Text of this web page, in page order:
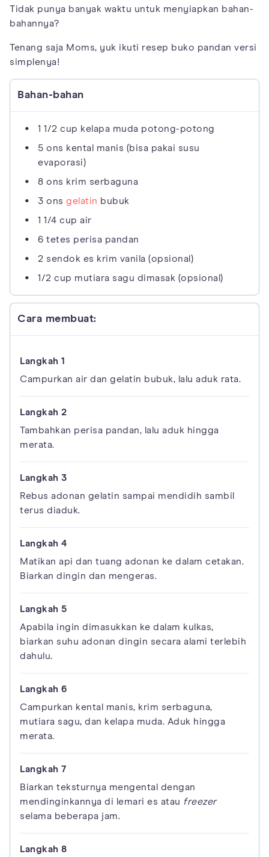
Tidak punya banyak waktu untuk menyiapkan bahan-
bahannya?
Tenang saja Moms, yuk ikuti resep buko pandan versi
simplenya!
Bahan-bahan
1 1/2 cup kelapa muda potong-potong
5 ons kental manis (bisa pakai susu
evaporasi)
8 ons krim serbaguna
3 ons gelatin bubuk
1 1/4 cup air
6 tetes perisa pandan
2 sendok es krim vanila (opsional)
1/2 cup mutiara sagu dimasak (opsional)
Cara membuat:
Campurkan air dan gelatin bubuk, lalu aduk rata.
Tambahkan perisa pandan, lalu aduk hingga
merata.
Rebus adonan gelatin sampai mendidih sambil
terus diaduk.
Matikan api dan tuang adonan ke dalam cetakan.
Biarkan dingin dan mengeras.
Apabila ingin dimasukkan ke dalam kulkas,
biarkan suhu adonan dingin secara alami terlebih
dahulu.
Campurkan kental manis, krim serbaguna,
mutiara sagu, dan kelapa muda. Aduk hingga
merata.
Biarkan teksturnya mengental dengan
mendinginkannya di lemari es atau freezer
selama beberapa jam.